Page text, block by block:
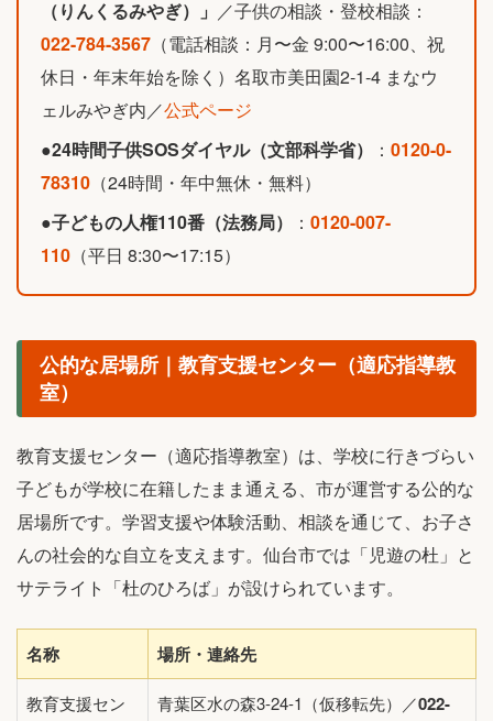
（りんくるみやぎ）」 ／子供の相談・登校相談：
022-784-3567 （電話相談：月〜金 9:00〜16:00、祝
休日・年末年始を除く）名取市美田園2-1-4 まなウ
ェルみやぎ内／公式ページ
●24時間子供SOSダイヤル（文部科学省） ： 0120-0-
78310 （24時間・年中無休・無料）
●子どもの人権110番（法務局） ： 0120-007-
110 （平日 8:30〜17:15）
公的な居場所｜教育支援センター（適応指導教
室）
教育支援センター（適応指導教室）は、学校に行きづらい
子どもが学校に在籍したまま通える、市が運営する公的な
居場所です。学習支援や体験活動、相談を通じて、お子さ
んの社会的な自立を支えます。仙台市では「児遊の杜」と
サテライト「杜のひろば」が設けられています。
名称 場所・連絡先
教育支援セン
青葉区水の森3-24-1（仮移転先）／022-